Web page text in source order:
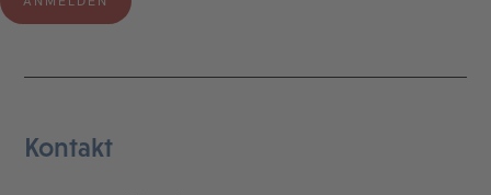
Kontakt